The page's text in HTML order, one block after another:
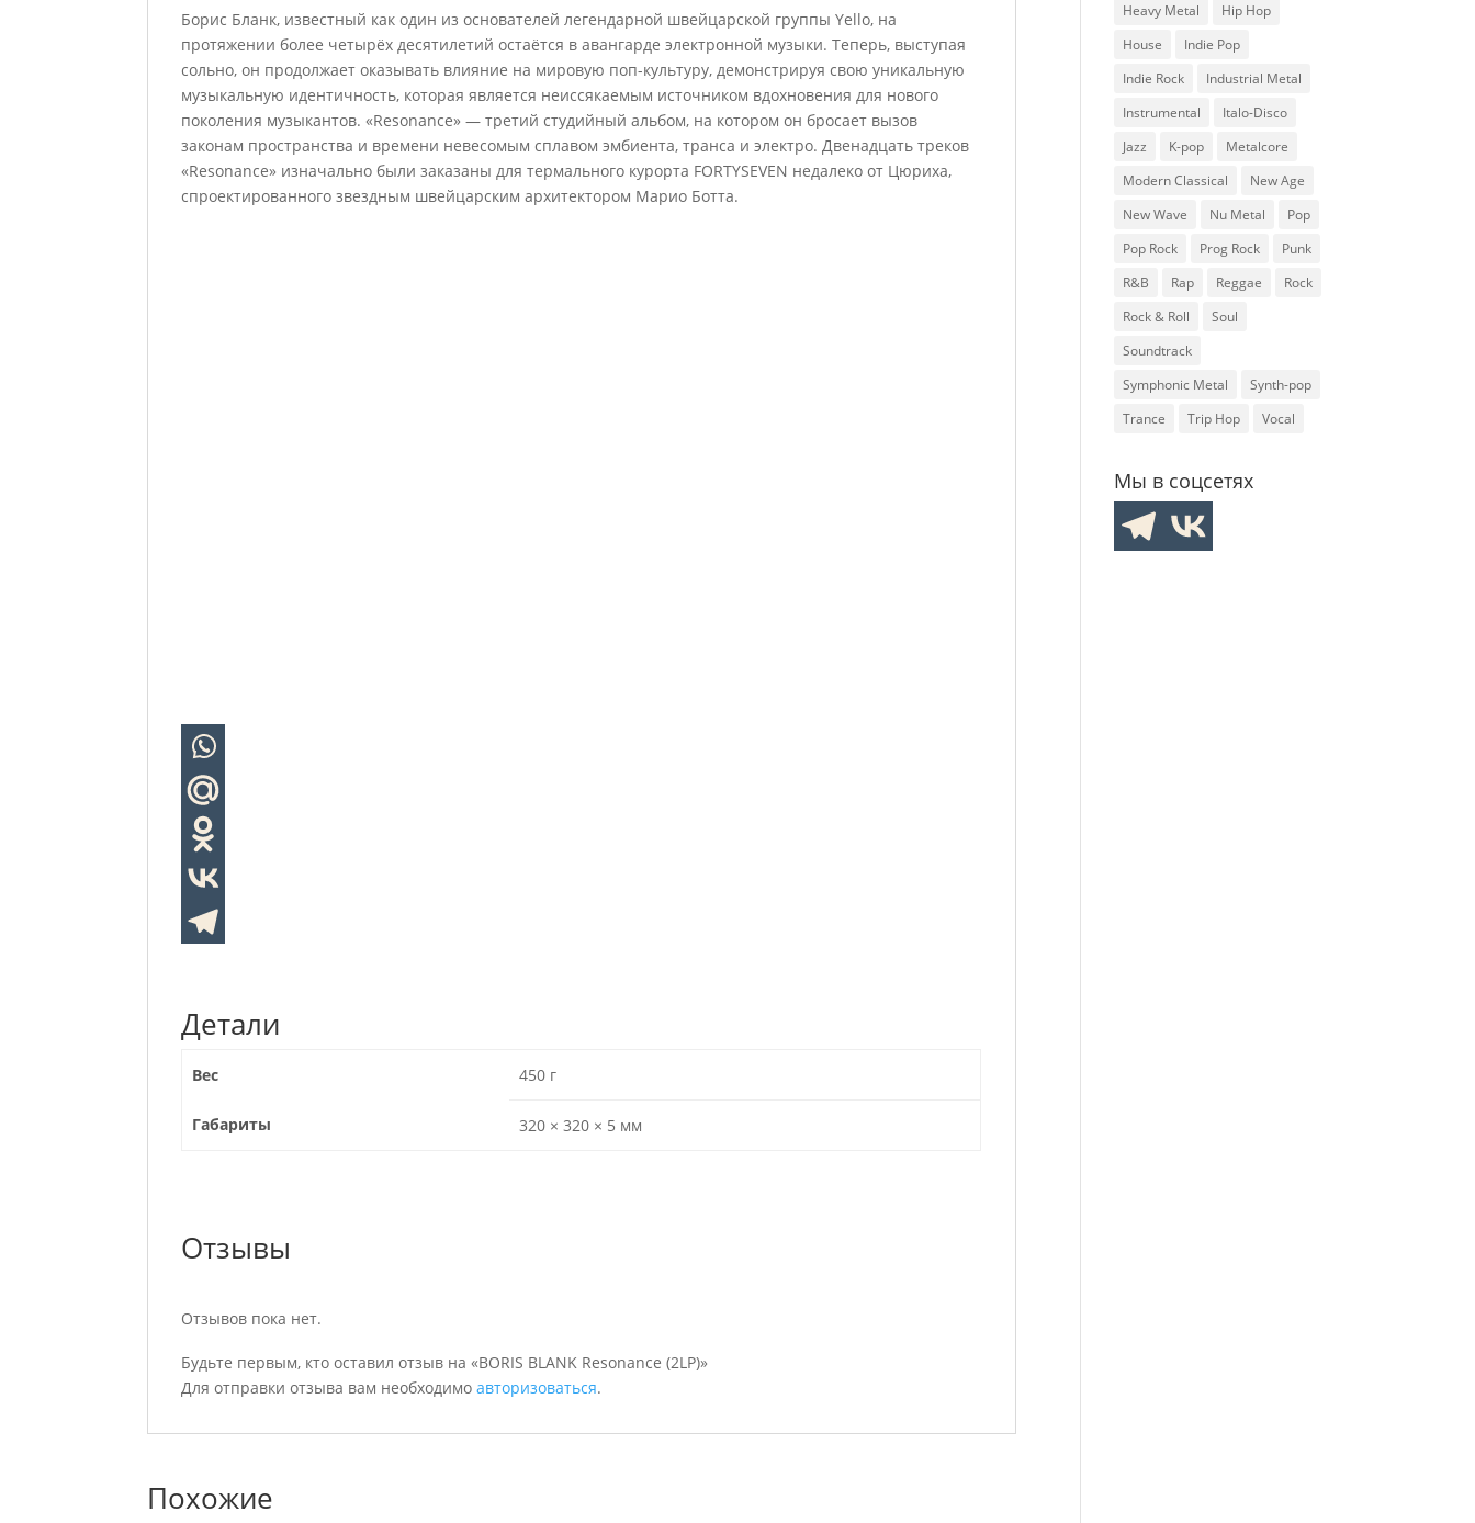
Борис Бланк, известный как один из основателей легендарной швейцарской группы Yello, на
протяжении более четырёх десятилетий остаётся в авангарде электронной музыки. Теперь, выступая
сольно, он продолжает оказывать влияние на мировую поп-культуру, демонстрируя свою уникальную
музыкальную идентичность, которая является неиссякаемым источником вдохновения для нового
поколения музыкантов. «Resonance» — третий студийный альбом, на котором он бросает вызов
законам пространства и времени невесомым сплавом эмбиента, транса и электро. Двенадцать треков
«Resonance» изначально были заказаны для термального курорта FORTYSEVEN недалеко от Цюриха,
спроектированного звездным швейцарским архитектором Марио Ботта.
Детали
Вес 450 г
Габариты 320 × 320 × 5 мм
Отзывы
Отзывов пока нет.
Будьте первым, кто оставил отзыв на «BORIS BLANK Resonance (2LP)»
Для отправки отзыва вам необходимоавторизоваться.
Похожие
Heavy Metal
Hip Hop
House
Indie Pop
Indie Rock
Industrial Metal
Instrumental
Italo-Disco
Jazz
K-pop
Metalcore
Modern Classical
New Age
New Wave
Nu Metal
Pop
Pop Rock
Prog Rock
Punk
R&B
Rap Reggae
Rock
Rock & Roll
Soul
Soundtrack
Symphonic Metal
Synth-pop
Trance
Trip Hop Vocal
Мы в соцсетях